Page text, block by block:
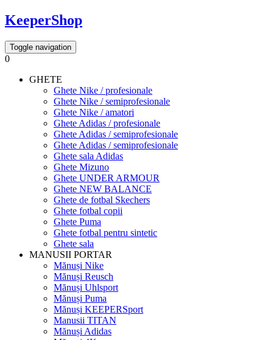
KeeperShop
Toggle navigation
0
GHETE
Ghete Nike / profesionale
Ghete Nike / semiprofesionale
Ghete Nike / amatori
Ghete Adidas / profesionale
Ghete Adidas / semiprofesionale
Ghete Adidas / semiprofesionale
Ghete sala Adidas
Ghete Mizuno
Ghete UNDER ARMOUR
Ghete NEW BALANCE
Ghete de fotbal Skechers
Ghete fotbal copii
Ghete Puma
Ghete fotbal pentru sintetic
Ghete sala
MANUSII PORTAR
Mănuși Nike
Mănuși Reusch
Mănuși Uhlsport
Mănuși Puma
Mănuși KEEPERSport
Manusii TITAN
Mănuși Adidas